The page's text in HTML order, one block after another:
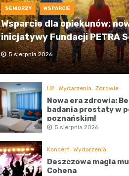
SENIORZY WSPARCIE
Wsparcie dla opiekunów:
inicjatywy Fundacji PETRA
5 sierpnia 2026
H2 Wydarzenia Zdrowie
Nowa era zdrowia:
badania prostaty w
poznańskim!
5 sierpnia 2026
Koncert Wydarzenia
Deszczowa magia
Cohena